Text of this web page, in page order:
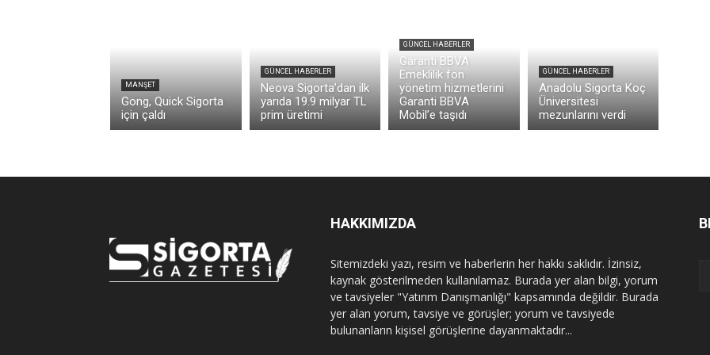
MANŞET
Gong, Quick Sigorta
için çaldı
GÜNCEL HABERLER
Neova Sigorta’dan ilk
yarıda 19.9 milyar TL
prim üretimi
GÜNCEL HABERLER
Garanti BBVA
Emeklilik fon
yönetim hizmetlerini
Garanti BBVA
Mobil’e taşıdı
GÜNCEL HABERLER
Anadolu Sigorta Koç
Üniversitesi
mezunlarını verdi
HAKKIMIZDA
Sitemizdeki yazı, resim ve haberlerin her hakkı saklıdır. İzinsiz,
kaynak gösterilmeden kullanılamaz. Burada yer alan bilgi, yorum
ve tavsiyeler "Yatırım Danışmanlığı" kapsamında değildir. Burada
yer alan yorum, tavsiye ve görüşler; yorum ve tavsiyede
bulunanların kişisel görüşlerine dayanmaktadır...